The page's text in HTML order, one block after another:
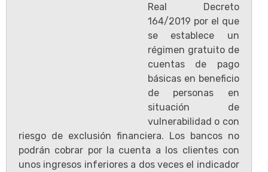
Real Decreto
164/2019 por el que
se establece un
régimen gratuito de
cuentas de pago
básicas en beneficio
de personas en
situación de
vulnerabilidad o con
riesgo de exclusión financiera. Los bancos no
podrán cobrar por la cuenta a los clientes con
unos ingresos inferiores a dos veces el indicador